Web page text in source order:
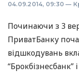
04.09.2014, 09:30 —
Починаючи з 3
ПриватБанку
відшкодувань
“Брокбізнесбанк” і